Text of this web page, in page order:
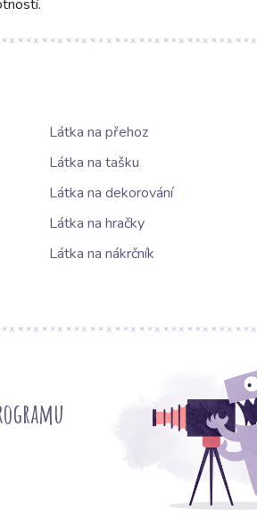
Látka na přehoz
Látka na tašku
Látka na dekorování
Látka na hračky
Látka na nákrčník